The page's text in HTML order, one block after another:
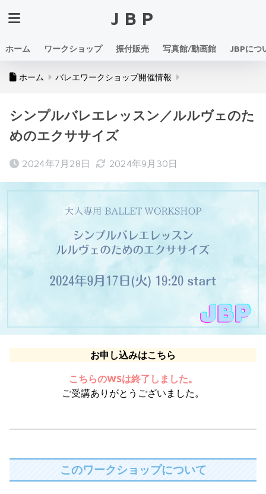
JBP
ホーム ワークショップ 振付販売 写真館/動画館 JBPにつ
ホーム バレエワークショップ開催情報
シンプルバレエレッスン／ルルヴェのた
めのエクササイズ
2024年7月28日 2024年9月30日
お申し込みはこちら
こちらのWSは終了しました。
ご受講ありがとうございました。
このワークショップについて